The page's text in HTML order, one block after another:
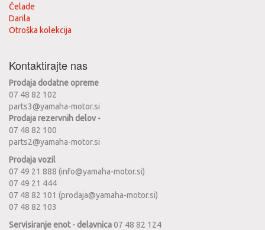
Čelade
Darila
Otroška kolekcija
Kontaktirajte nas
Prodaja dodatne opreme
07 48 82 102
parts3@yamaha-motor.si
Prodaja rezervnih delov -
07 48 82 100
parts2@yamaha-motor.si
Prodaja vozil
07 49 21 888 (info@yamaha-motor.si)
07 49 21 444
07 48 82 101 (prodaja@yamaha-motor.si)
07 48 82 103
Servisiranje enot - delavnica07 48 82 124